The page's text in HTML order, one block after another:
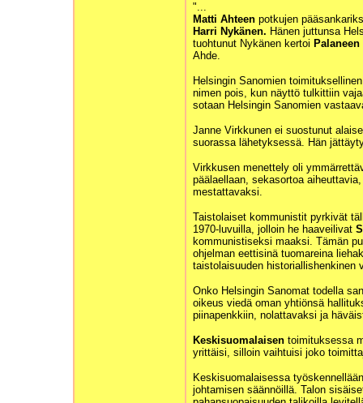
"...
Matti Ahteen potkujen
Harri Nykänen. Hänen juttunsa
tuohtunut Nykänen kertoi
Ahde.
Helsingin Sanomien
nimen pois, kun näyttö tulkittiin
sotaan Helsingin Sanomien
Janne Virkkunen ei suostunut
suorassa lähetyksessä. Hän
Virkkusen menettely oli
päälaellaan, sekasortoa
mestattavaksi.
Taistolaiset kommunistit pyrkivät
1970-luvuilla, jolloin he haaveilivat
kommunistiseksi maaksi. Tämän
ohjelman eettisinä tuomareina
taistolaisuuden historiallishenkinen
Onko Helsingin Sanomat todella
oikeus viedä oman yhtiönsä
piinapenkkiin, nolattavaksi ja
Keskisuomalaisen toimituksessa
yrittäisi, silloin vaihtuisi joko
Keskisuomalaisessa
johtamisen säännöillä. Talon